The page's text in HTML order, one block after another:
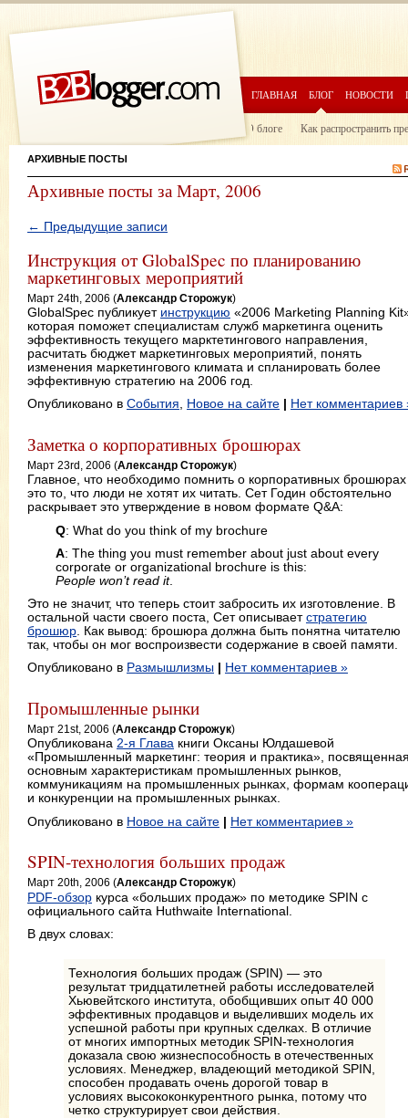
ГЛАВНАЯ БЛОГ НОВОСТИ
О блоге Как распространить
АРХИВНЫЕ ПОСТЫ
Архивные посты за Март, 2006
← Предыдущие записи
Инструкция от GlobalSpec по планированию
маркетинговых мероприятий
Март 24th, 2006 (Александр Сторожук)
GlobalSpec публикует инструкцию «2006 Marketing Planning
которая поможет специалистам служб маркетинга оценить
эффективность текущего марктетингового направления,
расчитать бюджет маркетинговых мероприятий, понять
изменения маркетингового климата и спланировать более
эффективную стратегию на 2006 год.
Опубликовано в События, Новое на сайте | Нет комментариев
Заметка о корпоративных брошюрах
Март 23rd, 2006 (Александр Сторожук)
Главное, что необходимо помнить о корпоративных
это то, что люди не хотят их читать. Сет Годин обстоятельно
раскрывает это утверждение в новом формате Q&A:
Q: What do you think of my brochure
A: The thing you must remember about just about every
corporate or organizational brochure is this:
People won’t read it.
Это не значит, что теперь стоит забросить их изготовление. В
остальной части своего поста, Сет описываетстратегию
брошюр . Как вывод: брошюра должна быть понятна читателю
так, чтобы он мог воспроизвести содержание в своей памяти.
Опубликовано в Размышлизмы | Нет комментариев »
Промышленные рынки
Март 21st, 2006 (Александр Сторожук)
Опубликована 2-я Глава книги Оксаны Юлдашевой
«Промышленный маркетинг: теория и практика»,
основным характеристикам промышленных рынков,
коммуникациям на промышленных рынках, формам
и конкуренции на промышленных рынках.
Опубликовано в Новое на сайте | Нет комментариев »
SPIN-технология больших продаж
Март 20th, 2006 (Александр Сторожук)
PDF-обзор курса «больших продаж» по методике SPIN с
официального сайта Huthwaite International.
В двух словах:
Технология больших продаж (SPIN) — это
результат тридцатилетней работы исследователей
Хьювейтского института, обобщивших опыт 40 000
эффективных продавцов и выделивших модель их
успешной работы при крупных сделках. В отличие
от многих импортных методик SPIN-технология
доказала свою жизнеспособность в отечественных
условиях. Менеджер, владеющий методикой SPIN,
способен продавать очень дорогой товар в
условиях высококонкурентного рынка, потому что
четко структурирует свои действия.